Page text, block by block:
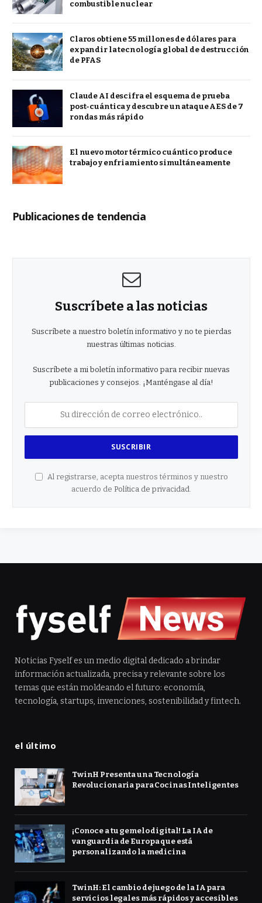
combustible nuclear
Claros obtiene 55 millones de dólares para
expandir la tecnología global de destrucción
de PFAS
Claude AI descifra el esquema de prueba
post-cuántica y descubre un ataque AES de 7
rondas más rápido
El nuevo motor térmico cuántico produce
trabajo y enfriamiento simultáneamente
Publicaciones de tendencia
Suscríbete a las noticias
Suscríbete a nuestro boletín informativo y no te pierdas
nuestras últimas noticias.
Suscríbete a mi boletín informativo para recibir nuevas
publicaciones y consejos. ¡Manténgase al día!
Al registrarse, acepta nuestros términos y nuestro
acuerdo de Política de privacidad
Noticias Fyself es un medio digital dedicado a brindar
información actualizada, precisa y relevante sobre los
temas que están moldeando el futuro: economía,
tecnología, startups, invenciones, sostenibilidad y fintech.
el último
TwinH Presenta una Tecnología
Revolucionaria para Cocinas Inteligentes
¡Conoce a tu gemelo digital! La IA de
vanguardia de Europa que está
personalizando la medicina
TwinH: El cambio de juego de la IA para
servicios legales más rápidos y accesibles